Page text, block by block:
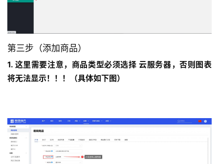
第三步（添加商品）
1. 这里需要注意，商品类型必须选择 云服务器，否则图表
将无法显示！！！（具体如下图）